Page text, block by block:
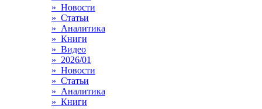
» Новости
» Статьи
» Аналитика
» Книги
» Видео
» 2026/01
» Новости
» Статьи
» Аналитика
» Книги